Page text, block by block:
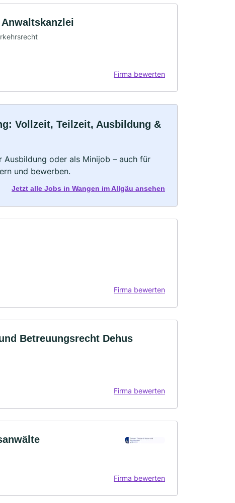
Firma bewerten
Vollzeit, Teilzeit, Ausbildung &
oder als Minijob – auch für
und bewerben.
Jetzt alle Jobs in Wangen im Allgäu ansehen
Firma bewerten
Betreuungsrecht Dehus
Firma bewerten
Firma bewerten